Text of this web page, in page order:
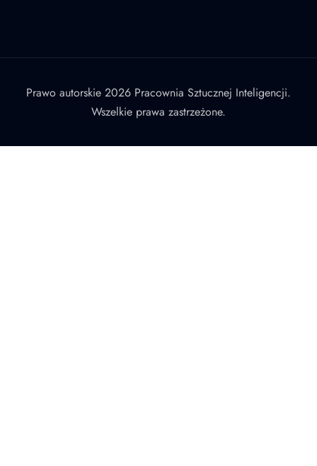
Prawo autorskie 2026 Pracownia Sztucznej Inteligencji.
Wszelkie prawa zastrzeżone.